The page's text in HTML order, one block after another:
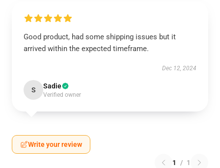
Good product, had some shipping issues but it
arrived within the expected timeframe.
Dec 12, 2024
S Sadie
Verified owner
Write your review
1 / 1